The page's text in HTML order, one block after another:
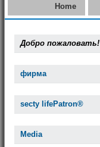
Home
Добро пожаловать!
фирма
secty lifePatron®
Media